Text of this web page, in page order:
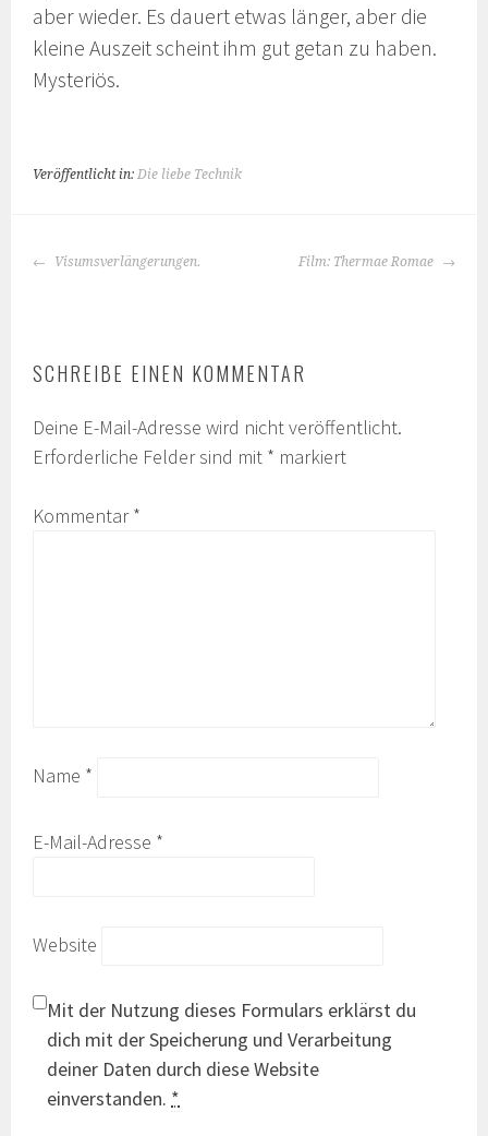
aber wieder. Es dauert etwas länger, aber die
kleine Auszeit scheint ihm gut getan zu haben.
Mysteriös.
Veröffentlicht in: Die liebe Technik
BEITRAGS-
NAVIGATION
Visumsverlängerungen. Film: Thermae Romae
SCHREIBE EINEN KOMMENTAR
Deine E-Mail-Adresse wird nicht veröffentlicht.
Erforderliche Felder sind mit * markiert
Kommentar*
Name *
E-Mail-Adresse *
Website
Mit der Nutzung dieses Formulars erklärst du
dich mit der Speicherung und Verarbeitung
deiner Daten durch diese Website
einverstanden. *